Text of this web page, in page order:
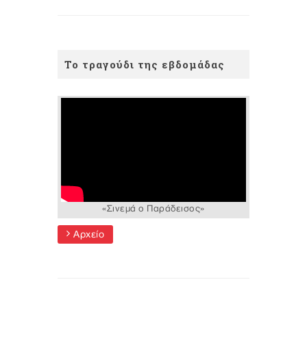
Το τραγούδι της εβδομάδας
«Σινεμά ο Παράδεισος»
Αρχείο